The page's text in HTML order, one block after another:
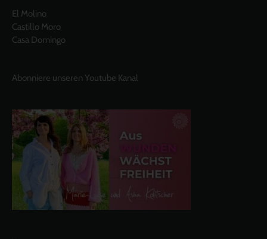
El Molino
Castillo Moro
Casa Domingo
Abonniere unseren Youtube Kanal